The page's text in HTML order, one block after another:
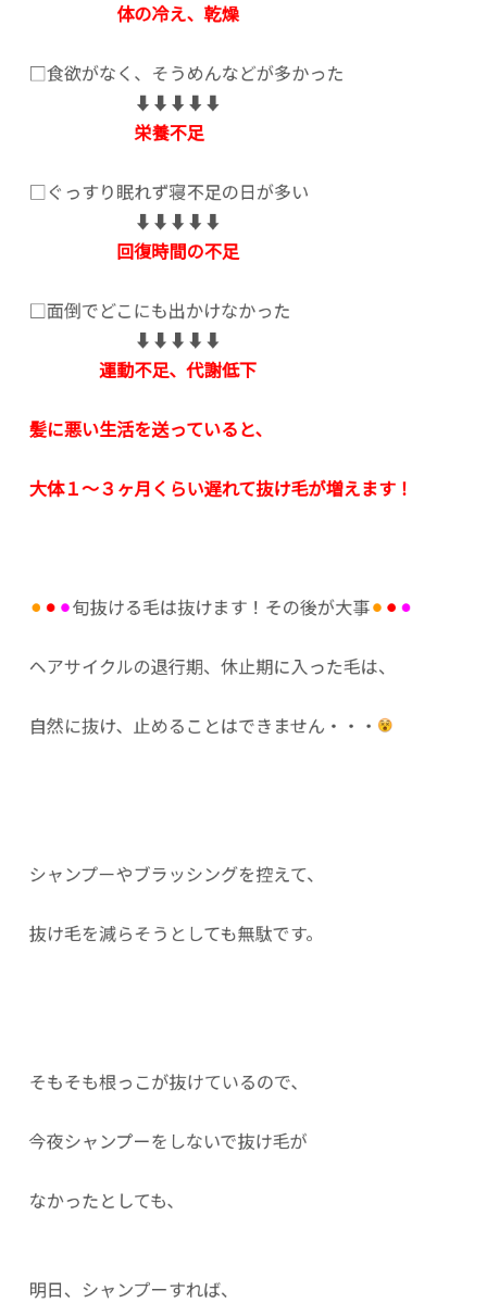
体の冷え、乾燥
□食欲がなく、そうめんなどが多かった
⬇︎⬇︎⬇︎⬇︎⬇︎
栄養不足
□ぐっすり眠れず寝不足の日が多い
⬇︎⬇︎⬇︎⬇︎⬇︎
回復時間の不足
□面倒でどこにも出かけなかった
⬇︎⬇︎⬇︎⬇︎⬇︎
運動不足、代謝低下
髪に悪い生活を送っていると、
大体１〜３ヶ月くらい遅れて抜け毛が増えます！
⚫︎ ⚫︎ ⚫︎旬抜ける毛は抜けます！その後が大事⚫︎ ⚫︎ ⚫︎
ヘアサイクルの退行期、休止期に入った毛は、
自然に抜け、止めることはできません・・・
シャンプーやブラッシングを控えて、
抜け毛を減らそうとしても無駄です。
そもそも根っこが抜けているので、
今夜シャンプーをしないで抜け毛が
なかったとしても、
明日、シャンプーすれば、